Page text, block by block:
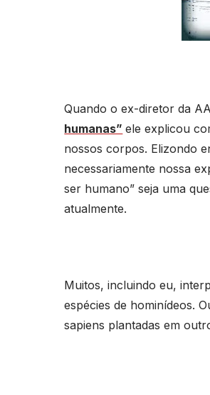
Quando o ex-diretor da
humanas” ele explicou
nossos corpos. Elizondo
necessariamente nossa
ser humano” seja uma
atualmente.
Muitos, incluindo eu,
espécies de hominídeos.
sapiens plantadas em